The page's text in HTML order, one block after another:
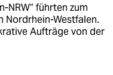
NRW“ führten zum
Nordrhein-Westfalen.
Aufträge von der